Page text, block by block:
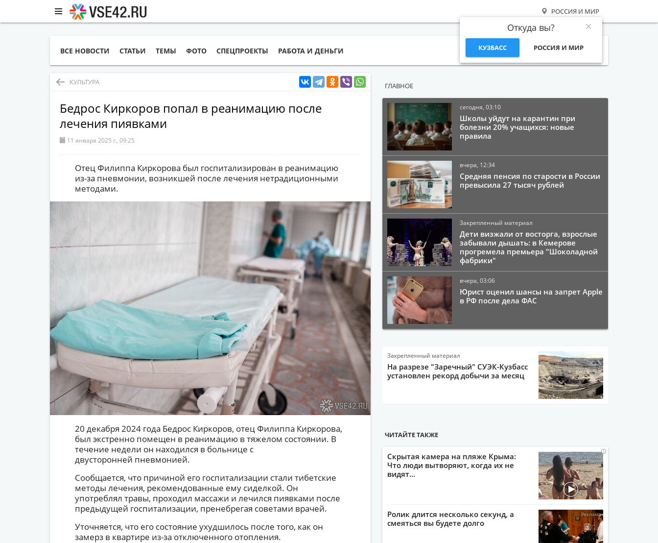
РОССИЯ И МИР
Откуда вы?
КУЗБАСС РОССИЯ И МИР
ВСЕ НОВОСТИ СТАТЬИ ТЕМЫ ФОТО СПЕЦПРОЕКТЫ РАБОТА И ДЕНЬГИ Поиск
КУЛЬТУРА
Бедрос Киркоров попал в реанимацию после
лечения пиявками
11 января 2025 г., 09:25
Отец Филиппа Киркорова был госпитализирован в реанимацию
из-за пневмонии, возникшей после лечения нетрадиционными
методами.
20 декабря 2024 года Бедрос Киркоров, отец Филиппа Киркорова,
был экстренно помещен в реанимацию в тяжелом состоянии. В
течение недели он находился в больнице с
двусторонней пневмонией.
Сообщается, что причиной его госпитализации стали тибетские
методы лечения, рекомендованные ему сиделкой. Он
употреблял травы, проходил массажи и лечился пиявками после
предыдущей госпитализации, пренебрегая советами врачей.
Уточняется, что его состояние ухудшилось после того, как он
замерз в квартире из-за отключенного отопления.
ГЛАВНОЕ
сегодня, 03:10
Школы уйдут на карантин при
болезни 20% учащихся: новые
правила
вчера, 12:34
Средняя пенсия по старости в России
превысила 27 тысяч рублей
Закрепленный материал
Дети визжали от восторга, взрослые
забывали дышать: в Кемерове
прогремела премьера "Шоколадной
фабрики"
вчера, 03:06
Юрист оценил шансы на запрет Apple
в РФ после дела ФАС
Закрепленный материал
На разрезе "Заречный" СУЭК-Кузбасс
установлен рекорд добычи за месяц
ЧИТАЙТЕ ТАКЖЕ
i
Скрытая камера на пляже Крыма:
Что люди вытворяют, когда их не
видят...
i
Ролик длится несколько секунд, а
смеяться вы будете долго
ii